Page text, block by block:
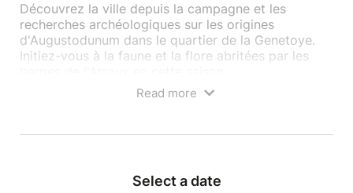
Découvrez la ville depuis la campagne et les
recherches archéologiques sur les origines
d'Augustodunum dans le quartier de la Genetoye.
Initiez-vous à la faune et la flore abritées par les
Read more
Select a date